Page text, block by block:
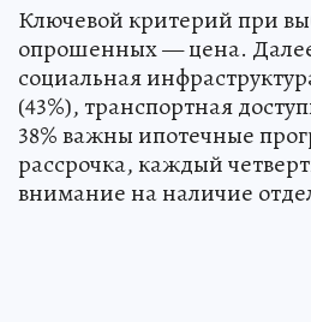
Ключевой критерий при
опрошенных — цена.
социальная
(43%), транспортная
38% важны ипотечные
рассрочка, каждый
внимание на наличие